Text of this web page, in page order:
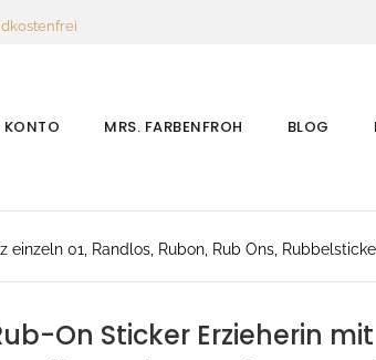
KONTO MRS. FARBENFROH BLOG
01, Randlos, Rubon, Rub Ons,
On Sticker Erzieherin mit